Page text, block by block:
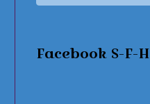
Facebook S-F-H